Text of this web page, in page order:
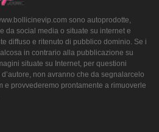
sono autoprodotte,
da social media o situate su internet e
diffuso e ritenuto di pubblico dominio. Se i
in contrario alla pubblicazione su
situate su Internet, per questioni
non avranno che da segnalarcelo
e provvederemo prontamente a rimuoverle